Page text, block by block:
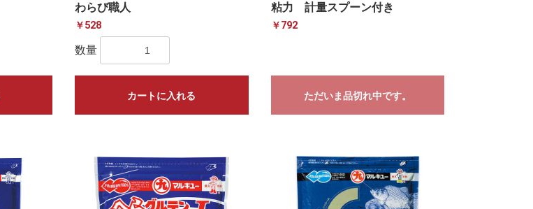
わらび職人
￥528
数量
カートに入れる
粘力 計量スプーン付き
￥792
ただいま品切れ中です。